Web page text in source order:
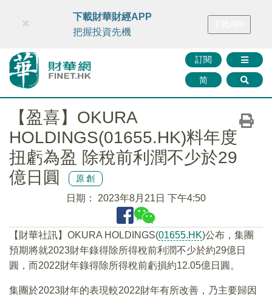
財華智庫網 FINTV FINMETA 財華證券 媒體矩陣
訂閱
简
×
下載財華財經APP
把握投資先機
【盈喜】OKURA
HOLDINGS(01655.HK)料年度
扭虧為盈 除稅前利潤不少於29
億日圓
原創
日期： 2023年8月21日 下午4:50
【財華社訊】OKURA HOLDINGS(01655.HK)公布，集團
預期將就2023財年錄得除所得稅前利潤不少於約29億日
圓，而2022財年錄得除所得稅前虧損約12.05億日圓。
集團於2023財年的表現較2022財年有所改善，乃主要歸因